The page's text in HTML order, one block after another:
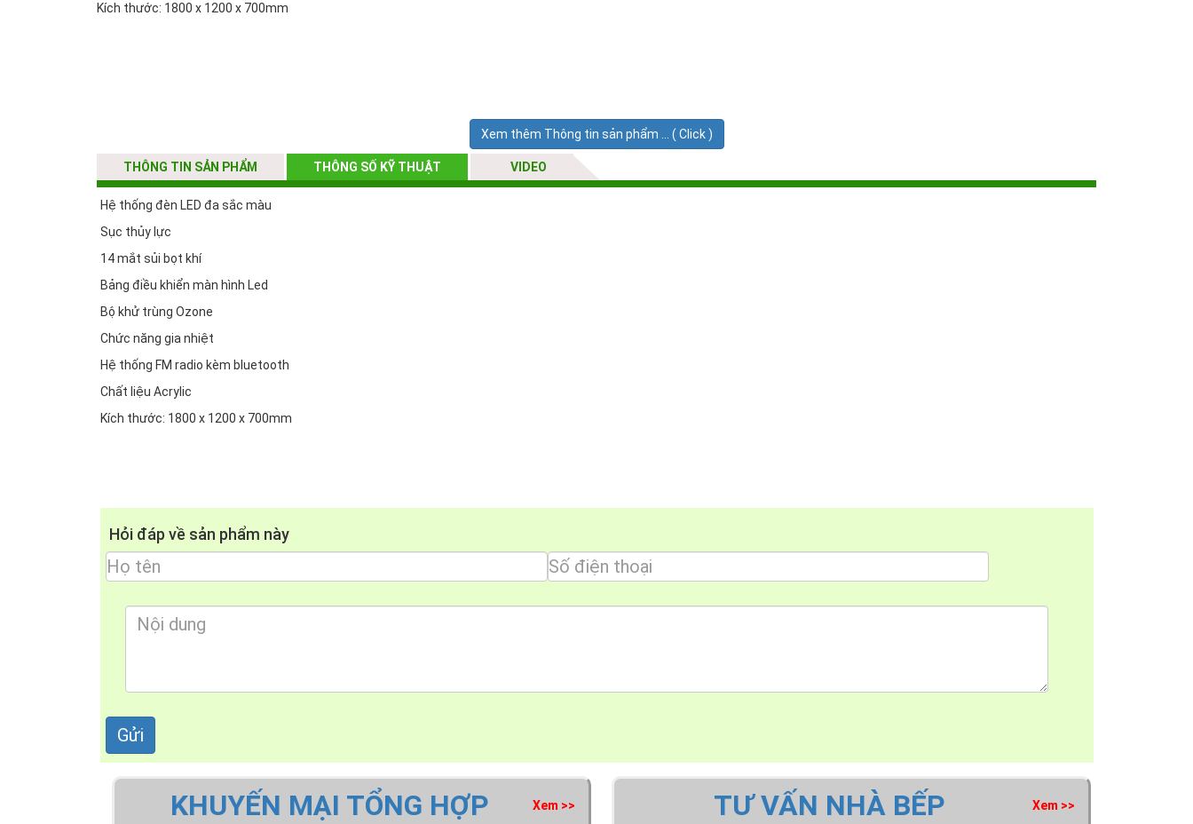
Kích thước: 1800 x 1200 x 700mm
Xem thêm Thông tin sản phẩm ... ( Click )
THÔNG TIN SẢN PHẨM THÔNG SỐ KỸ THUẬT VIDEO
Hệ thống đèn LED đa sắc màu
Sục thủy lực
14 mắt sủi bọt khí
Bảng điều khiển màn hình Led
Bộ khử trùng Ozone
Chức năng gia nhiệt
Hệ thống FM radio kèm bluetooth
Chất liệu Acrylic
Kích thước: 1800 x 1200 x 700mm
Hỏi đáp về sản phẩm này
KHUYẾN MẠI TỔNG HỢP Xem >> TƯ VẤN NHÀ BẾP Xem >>